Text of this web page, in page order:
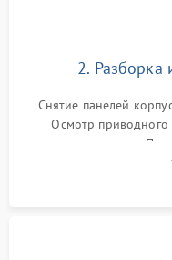
2. Разборка
Снятие панелей
Осмотр приводного
амортизаторов.
крестовины на